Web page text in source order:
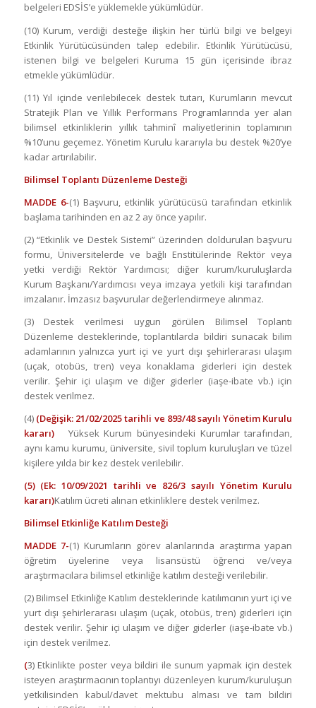
belgeleri EDSİS’e yüklemekle yükümlüdür.
(10) Kurum, verdiği desteğe ilişkin her türlü bilgi ve belgeyi
Etkinlik Yürütücüsünden talep edebilir. Etkinlik Yürütücüsü,
istenen bilgi ve belgeleri Kuruma 15 gün içerisinde ibraz
etmekle yükümlüdür.
(11) Yıl içinde verilebilecek destek tutarı, Kurumların mevcut
Stratejik Plan ve Yıllık Performans Programlarında yer alan
bilimsel etkinliklerin yıllık tahminî maliyetlerinin toplamının
%10’unu geçemez. Yönetim Kurulu kararıyla bu destek %20’ye
kadar artırılabilir.
Bilimsel Toplantı Düzenleme Desteği
MADDE 6-(1) Başvuru, etkinlik yürütücüsü tarafından etkinlik
başlama tarihinden en az 2 ay önce yapılır.
(2) “Etkinlik ve Destek Sistemi” üzerinden doldurulan başvuru
formu, Üniversitelerde ve bağlı Enstitülerinde Rektör veya
yetki verdiği Rektör Yardımcısı; diğer kurum/kuruluşlarda
Kurum Başkanı/Yardımcısı veya imzaya yetkili kişi tarafından
imzalanır. İmzasız başvurular değerlendirmeye alınmaz.
(3) Destek verilmesi uygun görülen Bilimsel Toplantı
Düzenleme desteklerinde, toplantılarda bildiri sunacak bilim
adamlarının yalnızca yurt içi ve yurt dışı şehirlerarası ulaşım
(uçak, otobüs, tren) veya konaklama giderleri için destek
verilir. Şehir içi ulaşım ve diğer giderler (iaşe-ibate vb.) için
destek verilmez.
(4) (Değişik: 21/02/2025 tarihli ve 893/48 sayılı Yönetim Kurulu
kararı)
Yüksek Kurum bünyesindeki Kurumlar tarafından,
aynı kamu kurumu, üniversite, sivil toplum kuruluşları ve tüzel
kişilere yılda bir kez destek verilebilir.
(5) (Ek: 10/09/2021 tarihli ve 826/3 sayılı Yönetim Kurulu
kararı)Katılım ücreti alınan etkinliklere destek verilmez.
Bilimsel Etkinliğe Katılım Desteği
MADDE 7-(1) Kurumların görev alanlarında araştırma yapan
öğretim üyelerine veya lisansüstü öğrenci ve/veya
araştırmacılara bilimsel etkinliğe katılım desteği verilebilir.
(2) Bilimsel Etkinliğe Katılım desteklerinde katılımcının yurt içi ve
yurt dışı şehirlerarası ulaşım (uçak, otobüs, tren) giderleri için
destek verilir. Şehir içi ulaşım ve diğer giderler (iaşe-ibate vb.)
için destek verilmez.
(3) Etkinlikte poster veya bildiri ile sunum yapmak için destek
isteyen araştırmacının toplantıyı düzenleyen kurum/kuruluşun
yetkilisinden kabul/davet mektubu alması ve tam bildiri